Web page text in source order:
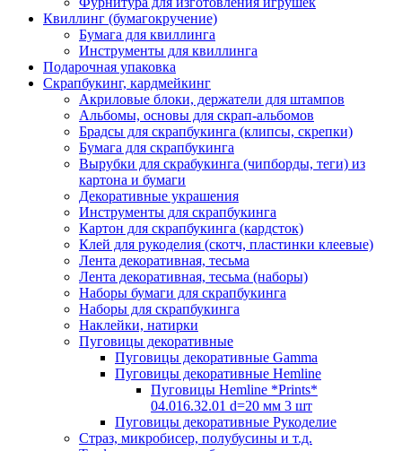
Квиллинг (бумагокручение)
Бумага для квиллинга
Инструменты для квиллинга
Подарочная упаковка
Скрапбукинг, кардмейкинг
Акриловые блоки, держатели для штампов
Альбомы, основы для скрап-альбомов
Брадсы для скрапбукинга (клипсы, скрепки)
Бумага для скрапбукинга
Вырубки для скрабукинга (чипборды, теги) из
картона и бумаги
Декоративные украшения
Инструменты для скрапбукинга
Картон для скрапбукинга (кардсток)
Клей для рукоделия (скотч, пластинки клеевые)
Лента декоративная, тесьма
Лента декоративная, тесьма (наборы)
Наборы бумаги для скрапбукинга
Наборы для скрапбукинга
Наклейки, натирки
Пуговицы декоративные
Пуговицы декоративные Gamma
Пуговицы декоративные Hemline
Пуговицы Hemline *Prints*
04.016.32.01 d=20 мм 3 шт
Пуговицы декоративные Рукоделие
Страз, микробисер, полубусины и т.д.